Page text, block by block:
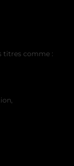
titres comme :